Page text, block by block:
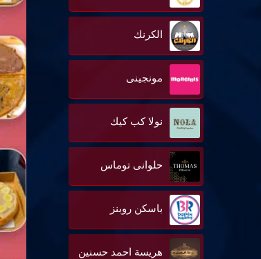
الكرنك
مونجينى
نولا كب كيك
حلوانى توماس
باسكن روبنز
هريسة احمد حسنين